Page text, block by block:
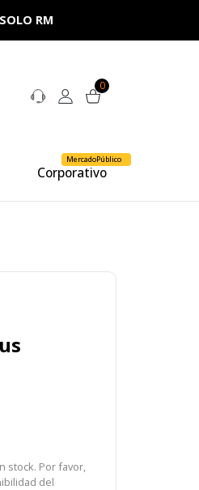
0
Corporativo
MercadoPúblico
RM
stock. Por favor,
del